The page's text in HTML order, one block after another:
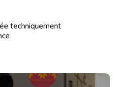
techniquement